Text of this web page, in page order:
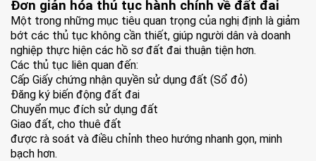
Đơn giản hóa thủ tục hành chính về đất đai
Một trong những mục tiêu quan trọng của nghị định là giảm
bớt các thủ tục không cần thiết, giúp người dân và doanh
nghiệp thực hiện các hồ sơ đất đai thuận tiện hơn.
Các thủ tục liên quan đến:
Cấp Giấy chứng nhận quyền sử dụng đất (Sổ đỏ)
Đăng ký biến động đất đai
Chuyển mục đích sử dụng đất
Giao đất, cho thuê đất
được rà soát và điều chỉnh theo hướng nhanh gọn, minh
bạch hơn.